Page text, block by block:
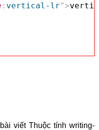
: vertical-lr">
viết Thuộc tính writing-